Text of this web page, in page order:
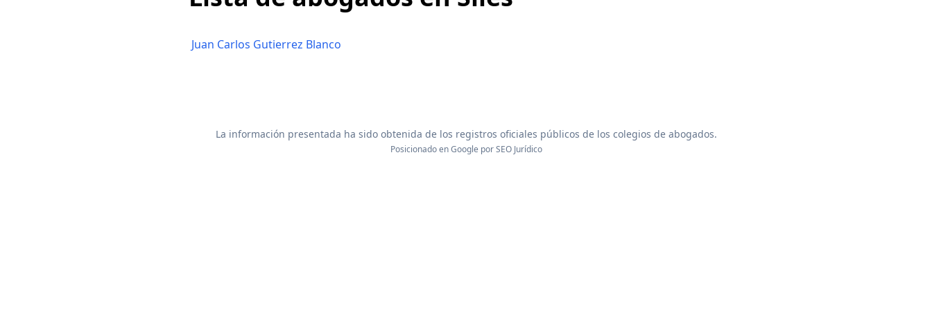
Juan Carlos Gutierrez Blanco
La información presentada ha sido obtenida de los registros oficiales públicos de los colegios de abogados.
Posicionado en Google porSEO Jurídico